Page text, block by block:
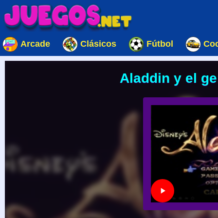
Arcade Clásicos Fútbol
Aladdin y el